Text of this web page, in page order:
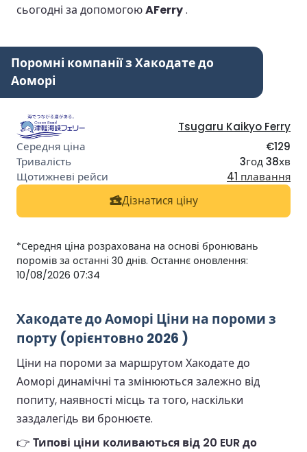
сьогодні за допомогоюAFerry.
Поромні компанії з Хакодате до
Аоморі
Tsugaru Kaikyo Ferry
€129
3год 38хв
41 плавання
Дізнатися ціну
*Середня ціна розрахована на основі бронювань
поромів за останні 30 днів. Останнє оновлення:
10/08/2026 07:34
Хакодате до Аоморі Ціни на пороми з
порту (орієнтовно 2026 )
Ціни на пороми за маршрутом Хакодате до
Аоморі динамічні та змінюються залежно від
попиту, наявності місць та того, наскільки
заздалегідь ви бронюєте.
👉 Типові ціни коливаються від 20 EUR до